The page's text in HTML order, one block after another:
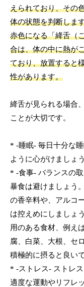
えられており、その
体の状態を判断しま
赤色になる「絳舌（
合は、体の中に熱が
ており、放置すると
性があります。
絳舌が見られる場合
ことが大切です。
* -睡眠- 毎日十分な
ように心がけましょう
* -食事- バランスの
暴食は避けましょう
の香辛料や、アルコ
は控えめにしましょ
用のある食材、例え
腐、白菜、大根、セ
積極的に摂ると良い
* -ストレス- ストレ
適度な運動やリフレ